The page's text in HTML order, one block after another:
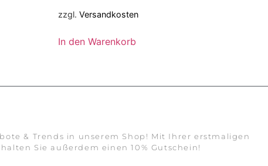
zzgl.Versandkosten
In den Warenkorb
& Trends in unserem Shop! Mit Ihrer erstmaligen
Sie außerdem einen 10% Gutschein!